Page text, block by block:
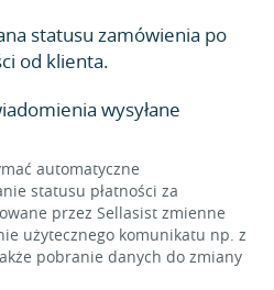
statusu zamówienia po
od klienta.
wysyłane
automatyczne
statusu płatności za
przez Sellasist zmienne
użytecznego komunikatu np. z
pobranie danych do zmiany